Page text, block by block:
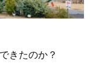
きたのか？